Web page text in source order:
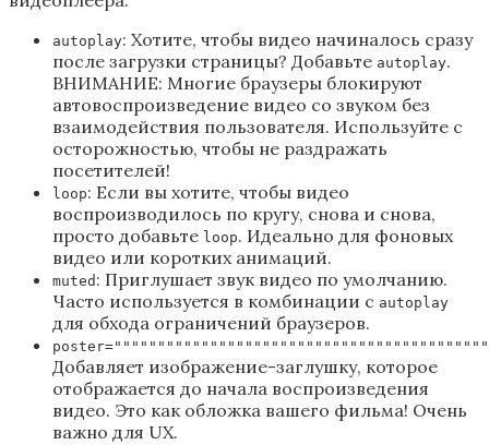
autoplay: Хотите, чтобы видео начиналось сразу
после загрузки страницы? Добавьте autoplay.
ВНИМАНИЕ: Многие браузеры блокируют
автовоспроизведение видео со звуком без
взаимодействия пользователя. Используйте с
осторожностью, чтобы не раздражать
посетителей!
loop: Если вы хотите, чтобы видео
воспроизводилось по кругу, снова и снова,
просто добавьте loop. Идеально для фоновых
видео или коротких анимаций.
muted : Приглушает звук видео по умолчанию.
Часто используется в комбинации с autoplay
для обхода ограничений браузеров.
Добавляет изображение-заглушку, которое
отображается до начала воспроизведения
видео. Это как обложка вашего фильма! Очень
важно для UX.